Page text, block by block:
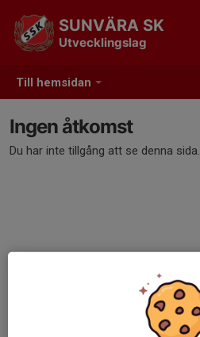
Till hemsidan
SUNVÄRA SK
Utvecklingslag
Ingen åtkomst
Du har inte tillgång att se denna sida.